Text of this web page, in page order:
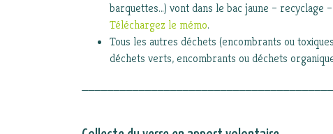
barquettes…) vont dans le bac jaune – recyclage
Téléchargez le mémo.
Tous les autres déchets (encombrants ou
déchets verts, encombrants ou déchets